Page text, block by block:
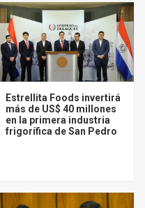
Estrellita Foods invertirá
más de US$ 40 millones
en la primera industria
frigorífica de San Pedro